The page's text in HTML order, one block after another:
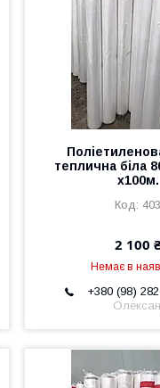
теплична біла
х100м.
403
2 100
Немає в
+380 (98)